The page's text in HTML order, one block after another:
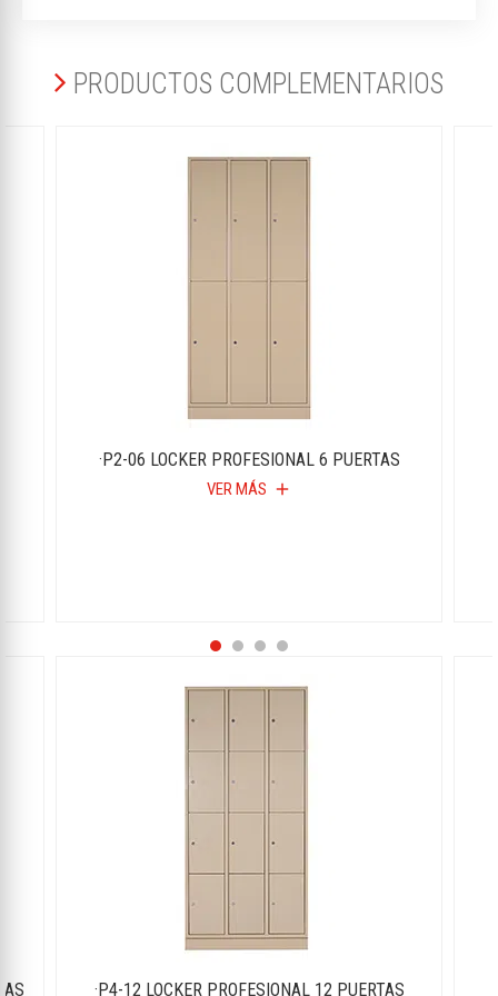
PRODUCTOS COMPLEMENTARIOS
·P2-06 LOCKER PROFESIONAL 6 PUERTAS
VER MÁS add
·P4-12 LOCKER PROFESIONAL 12 PUERTAS